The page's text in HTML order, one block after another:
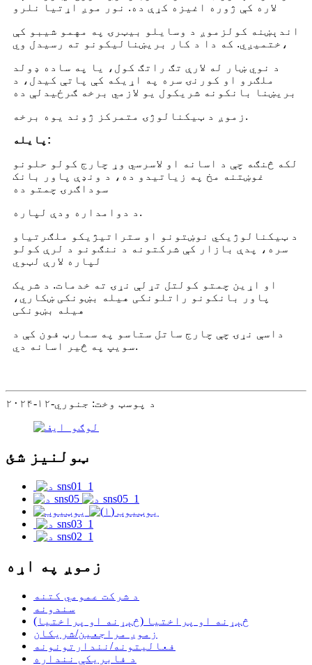
لاره کې ژوره اغیزه کړې ده. نور موږ اړتیا نلرو
اندېښنه کول زموږ د وسایلو بیټرۍ په مهمو شیبو کې
ختمیږي. که دا د کار بریښنالیکونو ته رسیدل وي،
د نوي ښار له لارې تګ راتګ کول، یا په ساده ډول د
ملګرو او کورنۍ سره په اړیکه کې پاتې کیدل، د
بریښنا بانکونه شریکول یو لازمي برخه ګرځیدلې ده
زموږ د ټیکنالوژۍ متمرکز ژوند یوه برخه.
پایله:
لکه څنګه چې د اسانه او لاسرسي وړ چارج کولو حلونو
غوښتنه مخ په زیاتیدو ده، د ونډې پاور بانک
سوداګرۍ چمتو ده
د دوامداره ودې لپاره.
د ټیکنالوژیکي نوښتونو او ستراتیژیکو ملګرتیاو
سره، پدې بازار کې شرکتونه د ننګونو د لرې کولو
لپاره لارې لټوي
او اړین چمتو کول تل تړلې نړۍ ته خدمات. د شریک
پاور بانکونو راتلونکی هیله بښونکی ښکاري،
هیله بښونکی
داسې نړۍ چې چارج ساتل ستاسو په سمارټ فون کې د
سویپ په څیر اسانه دي.
د پوسټ وخت: جنوري-۱۲-۲۰۲۴
ټولنیز شئ
زموږ په اړه
د شرکت عمومي کتنه
سندونه
څېړنه او پراختیا (څېړنه او پراختیا)
زموږ مراجعین/شریکان
فعالیتونه/نندارتونونه
د فابریکې ننداره